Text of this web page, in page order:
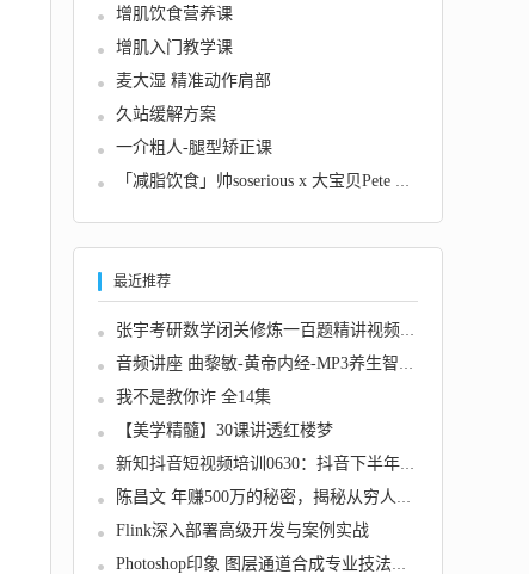
增肌饮食营养课
增肌入门教学课
麦大湿 精准动作肩部
久站缓解方案
一介粗人-腿型矫正课
「减脂饮食」帅soserious x 大宝贝Pete 如何自...
最近推荐
张宇考研数学闭关修炼一百题精讲视频及文档
音频讲座 曲黎敏-黄帝内经-MP3养生智慧(18集)...
我不是教你诈 全14集
【美学精髓】30课讲透红楼梦
新知抖音短视频培训0630：抖音下半年如何月入...
陈昌文 年赚500万的秘密，揭秘从穷人到富人的...
Flink深入部署高级开发与案例实战
Photoshop印象 图层通道合成专业技法系列学习...